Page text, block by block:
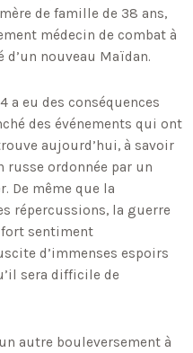
de famille de 38 ans,
médecin de combat à
d’un nouveau Maïdan.
a eu des conséquences
des événements qui ont
aujourd’hui, à savoir
russe ordonnée par un
De même que la
répercussions, la guerre
fort sentiment
d’immenses espoirs
sera difficile de
autre bouleversement à